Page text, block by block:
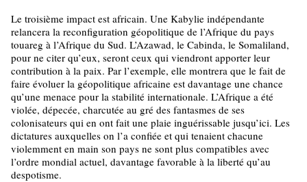
Le troisième impact est africain. Une Kabylie indépendante
relancera la reconfiguration géopolitique de l’Afrique du pays
touareg à l’Afrique du Sud. L’Azawad, le Cabinda, le Somaliland,
pour ne citer qu’eux, seront ceux qui viendront apporter leur
contribution à la paix. Par l’exemple, elle montrera que le fait de
faire évoluer la géopolitique africaine est davantage une chance
qu’une menace pour la stabilité internationale. L’Afrique a été
violée, dépecée, charcutée au gré des fantasmes de ses
colonisateurs qui en ont fait une plaie inguérissable jusqu’ici. Les
dictatures auxquelles on l’a confiée et qui tenaient chacune
violemment en main son pays ne sont plus compatibles avec
l’ordre mondial actuel, davantage favorable à la liberté qu’au
despotisme.